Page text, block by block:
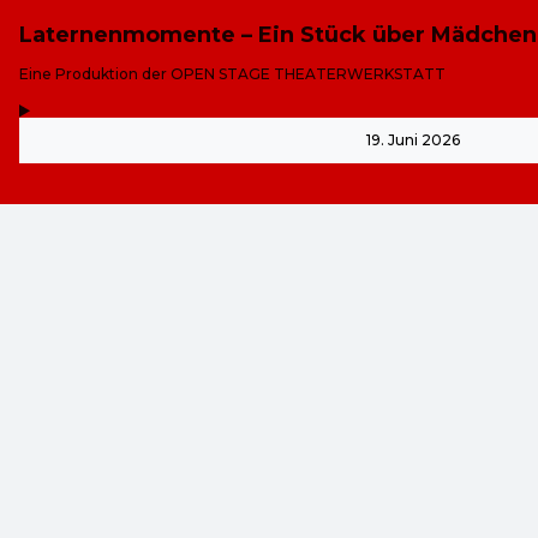
Laternenmomente – Ein Stück über
-
Eine Produktion der OPEN STAGE THEATERWERKSTATT
19. Juni 2026